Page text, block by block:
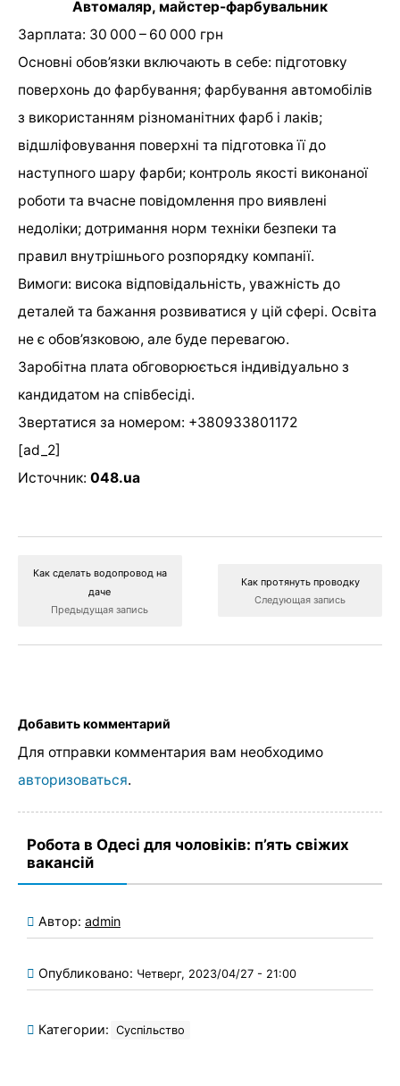
Автомаляр, майстер-фарбувальник
Зарплата: 30 000 – 60 000 грн
Основні обов’язки включають в себе: підготовку
поверхонь до фарбування; фарбування автомобілів
з використанням різноманітних фарб і лаків;
відшліфовування поверхні та підготовка її до
наступного шару фарби; контроль якості виконаної
роботи та вчасне повідомлення про виявлені
недоліки; дотримання норм техніки безпеки та
правил внутрішнього розпорядку компанії.
Вимоги: висока відповідальність, уважність до
деталей та бажання розвиватися у цій сфері. Освіта
не є обов’язковою, але буде перевагою.
Заробітна плата обговорюється індивідуально з
кандидатом на співбесіді.
Звертатися за номером: +380933801172
[ad_2]
Источник: 048.ua
Как сделать водопровод на
даче
Предыдущая запись
Как протянуть проводку
Следующая запись
Добавить комментарий
Для отправки комментария вам необходимо
авторизоваться.
Робота в Одесі для чоловіків: п’ять свіжих
вакансій
Автор: admin
Опубликовано: Четверг, 2023/04/27 - 21:00
Категории: Суспільство